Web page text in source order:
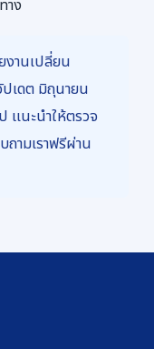
าง
านเปลี่ยน
เดต มิถุนายน
แนะนำให้ตรวจ
ามเราฟรีผ่าน